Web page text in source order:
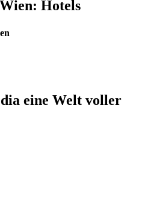
Hotels
eine Welt voller